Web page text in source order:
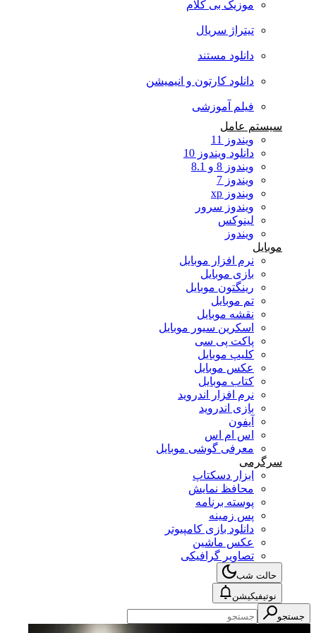
موزیک بی کلام
تیتراژ سریال
دانلود مستند
دانلود کارتون و انیمیشن
فیلم آموزشی
سیستم عامل
ویندوز 11
دانلود ویندوز 10
ویندوز 8 و 8.1
ویندوز 7
ویندوز xp
ویندوز سرور
لینوکس
ویندوز
موبایل
نرم افزار موبایل
بازی موبایل
رینگتون موبایل
تم موبایل
نقشه موبایل
اسکرین سیور موبایل
پاکت پی سی
کلیپ موبایل
عکس موبایل
کتاب موبایل
نرم افزار اندروید
بازی اندروید
آیفون
اس ام اس
معرفی گوشی موبایل
سرگرمی
ابزار دسکتاپ
محافظ نمایش
پوسته برنامه
پس زمینه
دانلود بازی کامپیوتر
عکس ماشین
تصاویر گرافیکی
حالت شب
نوتیفیکیشن
جستجو